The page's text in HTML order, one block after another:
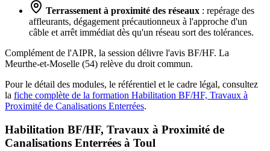
Terrassement à proximité des réseaux : repérage des
affleurants, dégagement précautionneux à l'approche d'un
câble et arrêt immédiat dès qu'un réseau sort des tolérances.
Complément de l'AIPR, la session délivre l'avis BF/HF. La
Meurthe-et-Moselle (54) relève du droit commun.
Pour le détail des modules, le référentiel et le cadre légal, consultez
la fiche complète de la formation Habilitation BF/HF, Travaux à
Proximité de Canalisations Enterrées.
Habilitation BF/HF, Travaux à Proximité de
Canalisations Enterrées à Toul